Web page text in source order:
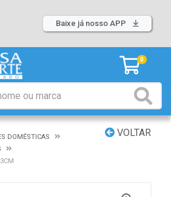
Baixe já nosso APP
0
VOLTAR
DOMÉSTICAS